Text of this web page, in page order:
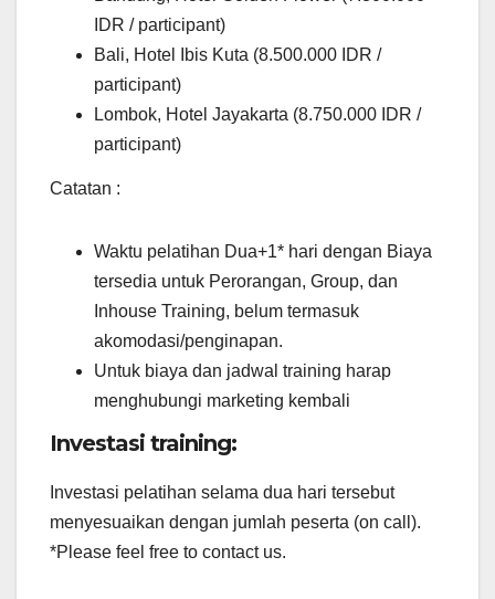
IDR / participant)
Bali, Hotel Ibis Kuta (8.500.000 IDR /
participant)
Lombok, Hotel Jayakarta (8.750.000 IDR /
participant)
Catatan :
Waktu pelatihan Dua+1* hari dengan Biaya
tersedia untuk Perorangan, Group, dan
Inhouse Training, belum termasuk
akomodasi/penginapan.
Untuk biaya dan jadwal training harap
menghubungi marketing kembali
Investasi training:
Investasi pelatihan selama dua hari tersebut
menyesuaikan dengan jumlah peserta (on call).
*Please feel free to contact us.